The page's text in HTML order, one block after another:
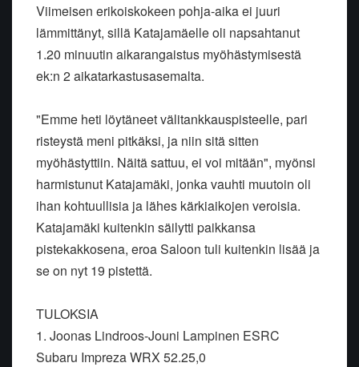
Viimeisen erikoiskokeen pohja-aika ei juuri
lämmittänyt, sillä Katajamäelle oli napsahtanut
1.20 minuutin aikarangaistus myöhästymisestä
ek:n 2 aikatarkastusasemalta.
"Emme heti löytäneet välitankkauspisteelle, pari
risteystä meni pitkäksi, ja niin sitä sitten
myöhästyttiin. Näitä sattuu, ei voi mitään", myönsi
harmistunut Katajamäki, jonka vauhti muutoin oli
ihan kohtuullisia ja lähes kärkiaikojen veroisia.
Katajamäki kuitenkin säilytti paikkansa
pistekakkosena, eroa Saloon tuli kuitenkin lisää ja
se on nyt 19 pistettä.
TULOKSIA
1. Joonas Lindroos-Jouni Lampinen ESRC
Subaru Impreza WRX 52.25,0